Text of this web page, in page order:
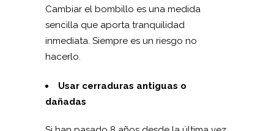
Cambiar el bombillo es una medida
sencilla que aporta tranquilidad
inmediata. Siempre es un riesgo no
hacerlo.
Usar cerraduras antiguas o
dañadas